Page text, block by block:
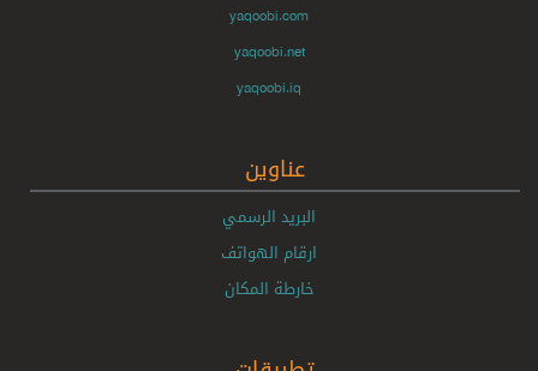
yaqoobi.com
yaqoobi.net
yaqoobi.iq
عناوين
البريد الرسمي
ارقام الهواتف
خارطة المكان